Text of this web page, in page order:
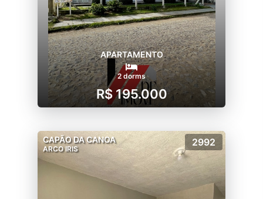
APARTAMENTO
2 dorms
R$ 195.000
CAPÃO DA CANOA
ARCO IRIS
2992